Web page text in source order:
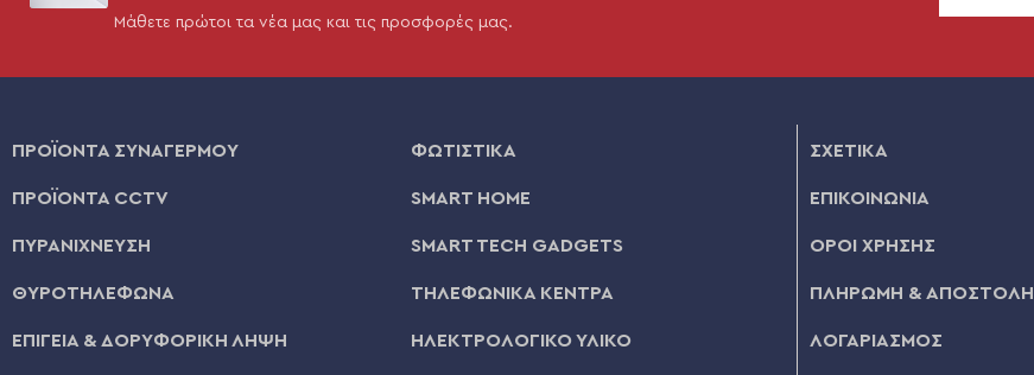
Μάθετε πρώτοι τα νέα μας και τις προσφορές μας.
ΠΡΟΪΟΝΤΑ ΣΥΝΑΓΕΡΜΟΥ
ΠΡΟΪΟΝΤΑ CCTV
ΠΥΡΑΝΙΧΝΕΥΣΗ
ΘΥΡΟΤΗΛΕΦΩΝΑ
ΕΠΙΓΕΙΑ & ΔΟΡΥΦΟΡΙΚΗ ΛΗΨΗ
ΦΩΤΙΣΤΙΚΑ
SMART HOME
SMART TECH GADGETS
ΤΗΛΕΦΩΝΙΚΑ ΚΕΝΤΡΑ
ΗΛΕΚΤΡΟΛΟΓΙΚΟ ΥΛΙΚΟ
ΣΧΕΤΙΚΑ
ΕΠΙΚΟΙΝΩΝΙΑ
ΟΡΟΙ ΧΡΗΣΗΣ
ΠΛΗΡΩΜΗ & ΑΠΟΣΤΟΛΗ
ΛΟΓΑΡΙΑΣΜΟΣ